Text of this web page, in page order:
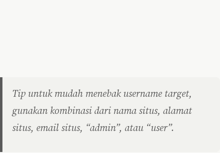
Tip untuk mudah menebak username target,
gunakan kombinasi dari nama situs, alamat
situs, email situs, “admin”, atau “user”.